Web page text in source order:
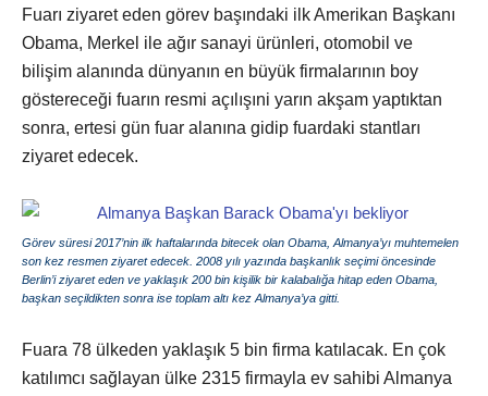
Fuarı ziyaret eden görev başındaki ilk Amerikan Başkanı
Obama, Merkel ile ağır sanayi ürünleri, otomobil ve
bilişim alanında dünyanın en büyük firmalarının boy
göstereceği fuarın resmi açılışıni yarın akşam yaptıktan
sonra, ertesi gün fuar alanına gidip fuardaki stantları
ziyaret edecek.
Görev süresi 2017’nin ilk haftalarında bitecek olan Obama, Almanya’yı muhtemelen
son kez resmen ziyaret edecek. 2008 yılı yazında başkanlık seçimi öncesinde
Berlin’i ziyaret eden ve yaklaşık 200 bin kişilik bir kalabalığa hitap eden Obama,
başkan seçildikten sonra ise toplam altı kez Almanya’ya gitti.
Fuara 78 ülkeden yaklaşık 5 bin firma katılacak. En çok
katılımcı sağlayan ülke 2315 firmayla ev sahibi Almanya